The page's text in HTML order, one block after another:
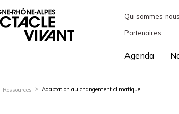
Qui sommes-
Partenaires
Agenda
Ressources Adaptation au changement climatique